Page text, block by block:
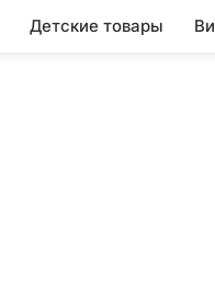
Детские товары